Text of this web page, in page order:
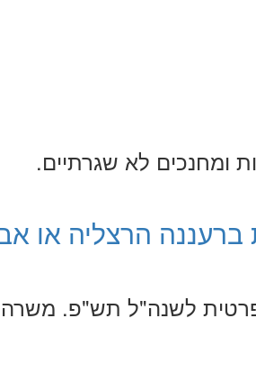
ומחנכים לא שגרתיים.
הרצליה או
פרטית לשנה"ל תש"פ. משרה